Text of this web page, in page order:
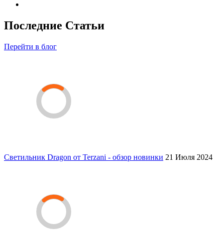
Последние Статьи
Перейти в блог
Светильник Dragon от Terzani - обзор новинки 21 Июля 2024